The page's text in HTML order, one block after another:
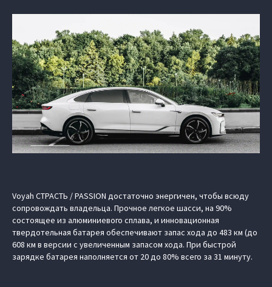
Voyah СТРАСТЬ / PASSION достаточно энергичен, чтобы всюду
сопровождать владельца. Прочное легкое шасси, на 90%
состоящее из алюминиевого сплава, и инновационная
твердотельная батарея обеспечивают запас хода до 483 км (до
608 км в версии с увеличенным запасом хода. При быстрой
зарядке батарея наполняется от 20 до 80% всего за 31 минуту.